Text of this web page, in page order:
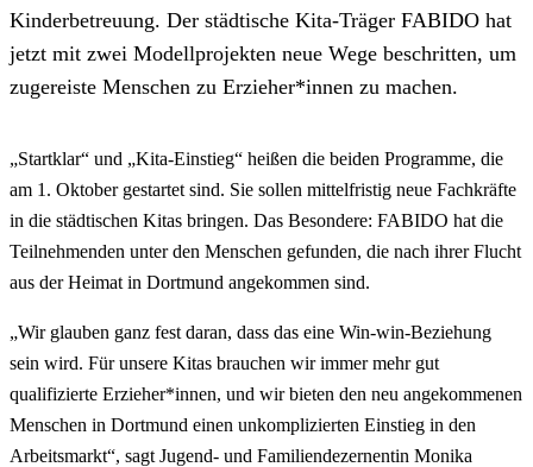
Kinderbetreuung. Der städtische Kita-Träger FABIDO hat
jetzt mit zwei Modellprojekten neue Wege beschritten, um
zugereiste Menschen zu Erzieher*innen zu machen.
„Startklar“ und „Kita-Einstieg“ heißen die beiden Programme, die
am 1. Oktober gestartet sind. Sie sollen mittelfristig neue Fachkräfte
in die städtischen Kitas bringen. Das Besondere: FABIDO hat die
Teilnehmenden unter den Menschen gefunden, die nach ihrer Flucht
aus der Heimat in Dortmund angekommen sind.
„Wir glauben ganz fest daran, dass das eine Win-win-Beziehung
sein wird. Für unsere Kitas brauchen wir immer mehr gut
qualifizierte Erzieher*innen, und wir bieten den neu angekommenen
Menschen in Dortmund einen unkomplizierten Einstieg in den
Arbeitsmarkt“, sagt Jugend- und Familiendezernentin Monika